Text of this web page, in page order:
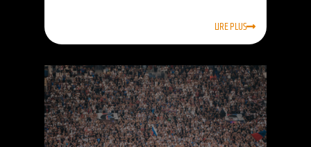
LIRE PLUS